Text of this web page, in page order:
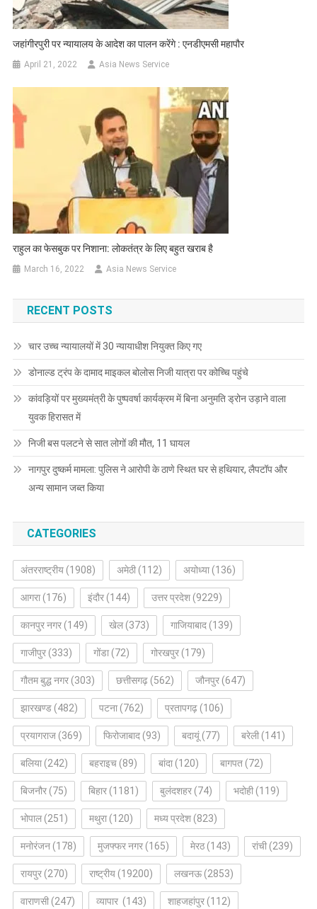
जहांगीरपुरी पर न्यायालय के आदेश का पालन करेंगे : एनडीएमसी महापौर
April 21, 2022 Asia News Service
राहुल का फेसबुक पर निशाना: लोकतंत्र के लिए बहुत खराब है
March 16, 2022 Asia News Service
RECENT POSTS
चार उच्च न्यायालयों में 30 न्यायाधीश नियुक्त किए गए
डोनाल्ड ट्रंप के दामाद माइकल बोलोस निजी यात्रा पर कोच्चि पहुंचे
कांवड़ियों पर मुख्यमंत्री के पुष्पवर्षा कार्यक्रम में बिना अनुमति ड्रोन उड़ाने वाला
युवक हिरासत में
निजी बस पलटने से सात लोगों की मौत, 11 घायल
नागपुर दुष्कर्म मामला: पुलिस ने आरोपी के ठाणे स्थित घर से हथियार, लैपटॉप और
अन्य सामान जब्त किया
CATEGORIES
अंतरराष्ट्रीय(1908) अमेठी(112) अयोध्या(136)
आगरा(176) इंदौर(144) उत्तर प्रदेश(9229)
कानपुर नगर(149) खेल(373) गाजियाबाद(139)
गाजीपुर(333) गोंडा(72) गोरखपुर(179)
गौतम बुद्ध नगर(303) छत्तीसगढ़(562) जौनपुर(647)
झारखण्ड(482) पटना(762) प्रतापगढ़(106)
प्रयागराज(369) फिरोजाबाद(93) बदायूं(77) बरेली(141)
बलिया(242) बहराइच(89) बांदा(120) बागपत(72)
बिजनौर(75) बिहार(1181) बुलंदशहर(74) भदोही(119)
भोपाल(251) मथुरा(120) मध्य प्रदेश(823)
मनोरंजन(178) मुजफ्फर नगर(165) मेरठ(143) रांची(239)
रायपुर(270) राष्ट्रीय(19200) लखनऊ(2853)
वाराणसी(247) व्यापार (143) शाहजहांपुर(112)